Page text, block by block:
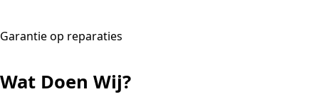
Garantie op reparaties
Wat Doen Wij?